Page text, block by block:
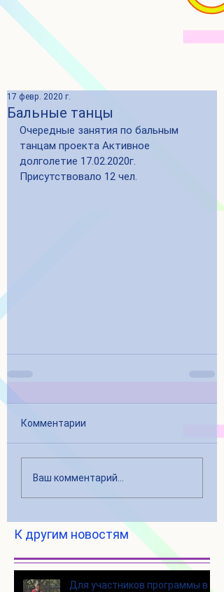
Бальные танцы
17 февр. 2020 г.
Очередные занятия по бальным
танцам проекта Активное
долголетие 17.02.2020г.
Присутствовало 12 чел.
Комментарии
Ваш комментарий...
К другим новостям
Для участников программы в